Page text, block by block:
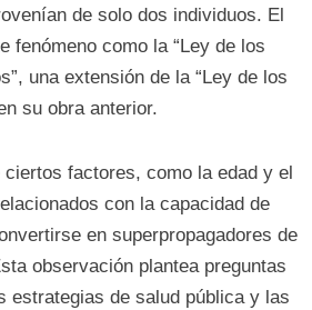
de solo dos individuos. El
fenómeno como la “Ley de los
una extensión de la “Ley de los
su obra anterior.
factores, como la edad y el
con la capacidad de
en superpropagadores de
observación plantea preguntas
estrategias de salud pública y las